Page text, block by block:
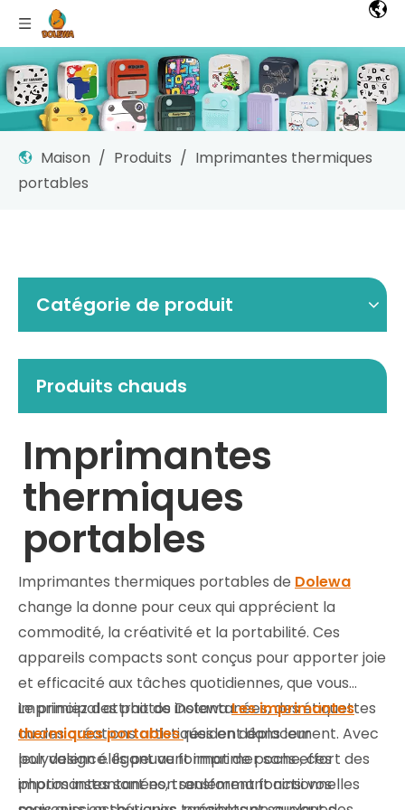
Maison / Produits / Imprimantes thermiques
portables
Catégorie de produit
Produits chauds
Imprimantes
thermiques
portables
Imprimantes thermiques portables de Dolewa
change la donne pour ceux qui apprécient la
commodité, la créativité et la portabilité. Ces
appareils compacts sont conçus pour apporter joie
et efficacité aux tâches quotidiennes, que vous
imprimiez des photos instantanées, des étiquettes
ou des créations artistiques en déplacement. Avec
leur design élégant au format de poche, ces
imprimantes sont non seulement fonctionnelles
Le principal attrait de DolewaLes imprimantes
thermiques portablesrésident dans leur
polyvalence. Ils peuvent imprimer sans effort des
photos instantanées, transformant ainsi vos